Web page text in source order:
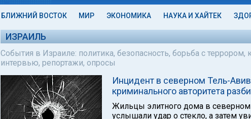
БЛИЖНИЙ ВОСТОК МИР ЭКОНОМИКА НАУКА И ХАЙТЕК
ИЗРАИЛЬ
События в Израиле: политика, безопасность, борьба с террором,
интервью, репортажи, опросы
Инцидент в северном Тель-
криминального авторитета
Жильцы элитного дома в северном
услышали удар о стекло, а затем